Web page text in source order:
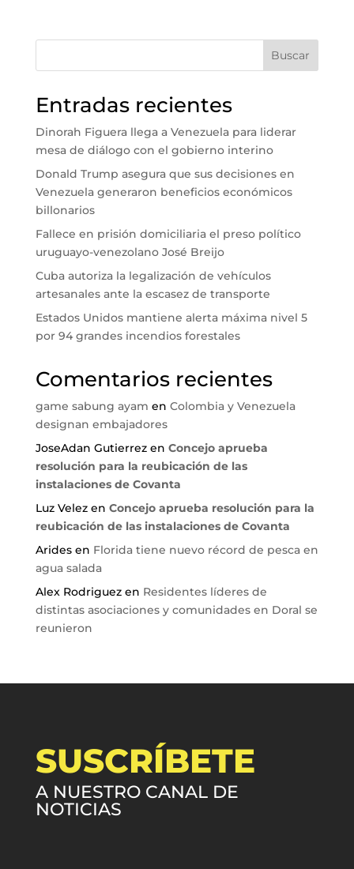
Buscar
Entradas recientes
Dinorah Figuera llega a Venezuela para liderar
mesa de diálogo con el gobierno interino
Donald Trump asegura que sus decisiones en
Venezuela generaron beneficios económicos
billonarios
Fallece en prisión domiciliaria el preso político
uruguayo-venezolano José Breijo
Cuba autoriza la legalización de vehículos
artesanales ante la escasez de transporte
Estados Unidos mantiene alerta máxima nivel 5
por 94 grandes incendios forestales
Comentarios recientes
game sabung ayam en Colombia y Venezuela
designan embajadores
JoseAdan Gutierrezen Concejo aprueba
resolución para la reubicación de las
instalaciones de Covanta
Luz Velezen Concejo aprueba resolución para la
reubicación de las instalaciones de Covanta
Aridesen Florida tiene nuevo récord de pesca en
agua salada
Alex Rodriguezen Residentes líderes de
distintas asociaciones y comunidades en Doral se
reunieron
SUSCRÍBETE
A NUESTRO CANAL DE
NOTICIAS